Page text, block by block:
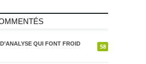
58
QUI FONT FROID